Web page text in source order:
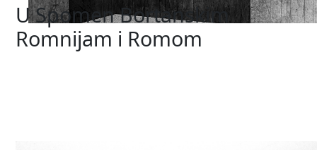
U Spomen Bortanskim
Romnijam i Romom